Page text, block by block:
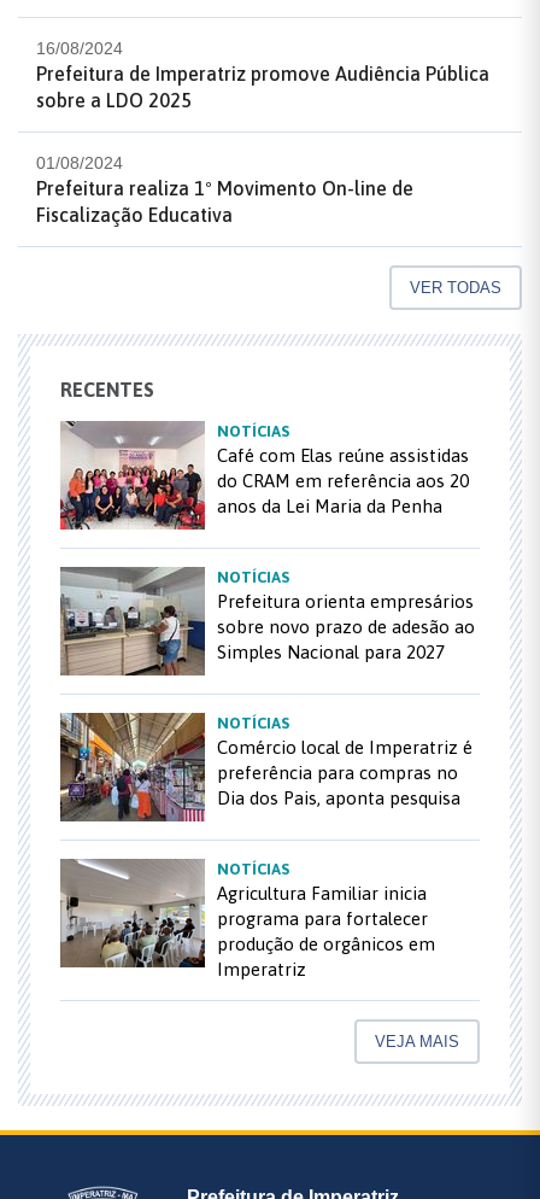
16/08/2024
Prefeitura de Imperatriz promove Audiência Pública
sobre a LDO 2025
01/08/2024
Prefeitura realiza 1º Movimento On-line de
Fiscalização Educativa
VER TODAS
RECENTES
NOTÍCIAS
Café com Elas reúne assistidas
do CRAM em referência aos 20
anos da Lei Maria da Penha
NOTÍCIAS
Prefeitura orienta empresários
sobre novo prazo de adesão ao
Simples Nacional para 2027
NOTÍCIAS
Comércio local de Imperatriz é
preferência para compras no
Dia dos Pais, aponta pesquisa
NOTÍCIAS
Agricultura Familiar inicia
programa para fortalecer
produção de orgânicos em
Imperatriz
VEJA MAIS